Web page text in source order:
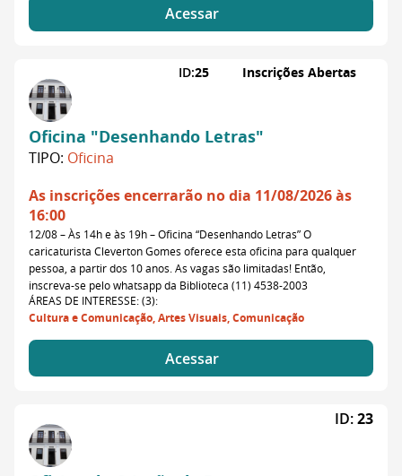
Acessar
Oficina "Desenhando Letras"
TIPO: Oficina
ID:25 Inscrições Abertas
As inscrições encerrarão no dia 11/08/2026 às
16:00
12/08 – Às 14h e às 19h – Oficina “Desenhando Letras” O
caricaturista Cleverton Gomes oferece esta oficina para qualquer
pessoa, a partir dos 10 anos. As vagas são limitadas! Então,
inscreva-se pelo whatsapp da Biblioteca (11) 4538-2003
ÁREAS DE INTERESSE: (3):
Cultura e Comunicação, Artes Visuais, Comunicação
Acessar
ID:23